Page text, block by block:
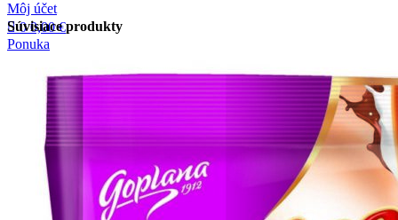
Môj účet
00,00€
Ponuka
Súvisiace produkty